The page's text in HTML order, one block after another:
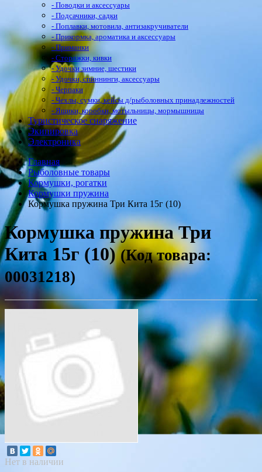
- Поводки и аксессуары
- Подсачники, садки
- Поплавки, мотовила, антизакручиватели
- Прикормка, ароматика и аксессуары
- Приманки
- Сторожки, кивки
- Удочки зимние, шестики
- Удочки, спиннинги, аксессуары
- Черпаки
- Чехлы, сумки, кейсы д/рыболовных принадлежностей
- Ящики, коробки, мотыльницы, мормышницы
Туристическое снаряжение
Экипировка
Электроника
Главная
Рыболовные товары
Кормушки, рогатки
Кормушки пружина
Кормушка пружина Три Кита 15г (10)
Кормушка пружина Три
Кита 15г (10) (Код товара:
00031218)
Нет в наличии